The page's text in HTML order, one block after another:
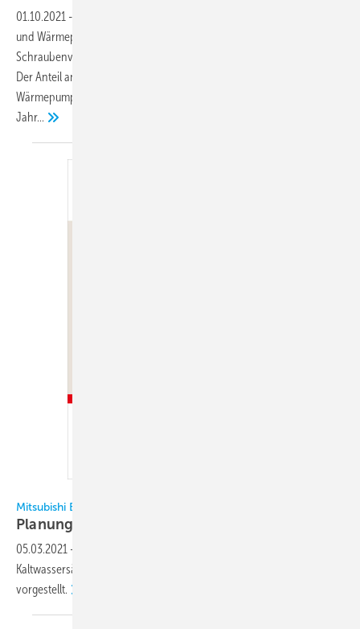
01.10.2021 -
und Wärmepumpen mit zwei drehzahlgeregelten
Schraubenverdichtern im Leistungsbereich von 400 bis 1250 kW an.
Der Anteil an verkauften Kaltwassersätzen und entsprechenden
Wärmepumpen mit Low - GWP Kältemitteln betrug in Deutschland im
Jahr...
Mitsubishi Electric
Planungshandbuch Kaltwassersätze
05.03.2021 -
Kaltwassersätze und Wärmepumpen hat Mitsubishi Electric
vorgestellt.